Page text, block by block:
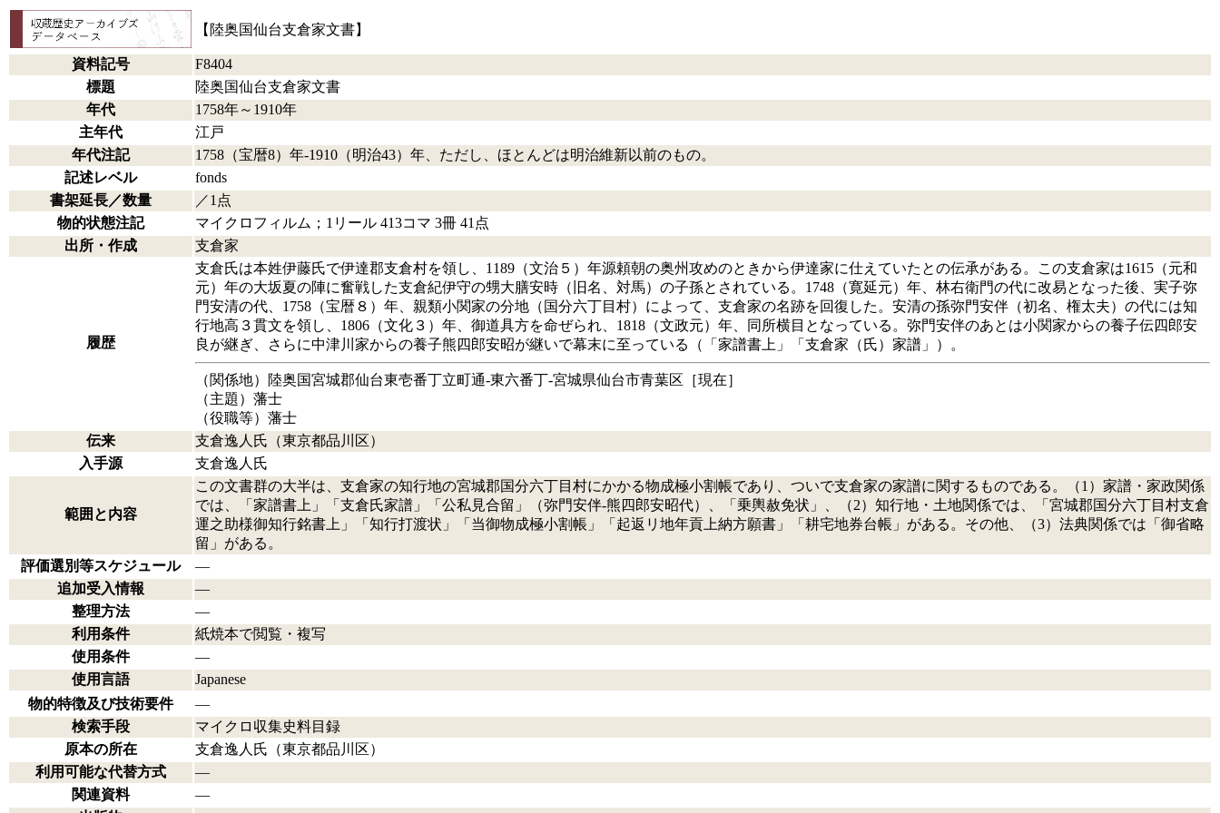
【陸奥国仙台支倉家文書】
資料記号
F8404
標題
陸奥国仙台支倉家文書
年代
1758年～1910年
主年代
江戸
年代注記
1758（宝暦8）年-1910（明治43）年、ただし、ほとんどは明治維新以前のもの。
記述レベル
fonds
書架延長／数量
／1点
物的状態注記
マイクロフィルム；1リール 413コマ 3冊 41点
出所・作成
支倉家
履歴
支倉氏は本姓伊藤氏で伊達郡支倉村を領し、1189（文治５）年源頼朝の奥州攻めのときから伊達家に仕えていたとの伝承がある。この支倉家は1615（元和
元）年の大坂夏の陣に奮戦した支倉紀伊守の甥大膳安時（旧名、対馬）の子孫とされている。1748（寛延元）年、林右衛門の代に改易となった後、実子弥
門安清の代、1758（宝暦８）年、親類小関家の分地（国分六丁目村）によって、支倉家の名跡を回復した。安清の孫弥門安伴（初名、権太夫）の代には知
行地高３貫文を領し、1806（文化３）年、御道具方を命ぜられ、1818（文政元）年、同所横目となっている。弥門安伴のあとは小関家からの養子伝四郎安
良が継ぎ、さらに中津川家からの養子熊四郎安昭が継いで幕末に至っている（「家譜書上」「支倉家（氏）家譜」）。
（関係地）陸奥国宮城郡仙台東壱番丁立町通‐東六番丁‐宮城県仙台市青葉区［現在］
（主題）藩士
（役職等）藩士
伝来
支倉逸人氏（東京都品川区）
入手源
支倉逸人氏
範囲と内容
この文書群の大半は、支倉家の知行地の宮城郡国分六丁目村にかかる物成極小割帳であり、ついで支倉家の家譜に関するものである。（1）家譜・家政関係
では、「家譜書上」「支倉氏家譜」「公私見合留」（弥門安伴-熊四郎安昭代）、「乗輿赦免状」、（2）知行地・土地関係では、「宮城郡国分六丁目村支倉
運之助様御知行銘書上」「知行打渡状」「当御物成極小割帳」「起返リ地年貢上納方願書」「耕宅地券台帳」がある。その他、（3）法典関係では「御省略
留」がある。
評価選別等スケジュール
―
追加受入情報
―
整理方法
―
利用条件
紙焼本で閲覧・複写
使用条件
―
使用言語
Japanese
物的特徴及び技術要件
―
検索手段
マイクロ収集史料目録
原本の所在
支倉逸人氏（東京都品川区）
利用可能な代替方式
―
関連資料
―